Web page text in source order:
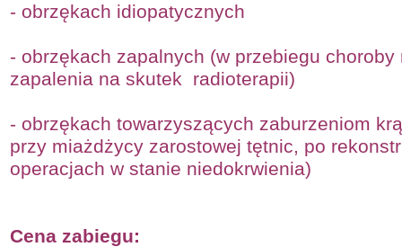
- obrzękach idiopatycznych
- obrzękach zapalnych (w przebiegu
zapalenia na skutek radioterapii)
- obrzękach towarzyszących zaburzeniom
przy miażdżycy zarostowej tętnic, po
operacjach w stanie niedokrwienia)
Cena zabiegu: